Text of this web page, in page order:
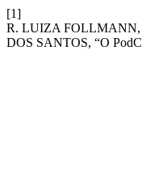
[1]
R. LUIZA FOLLMANN,
DOS SANTOS, “O